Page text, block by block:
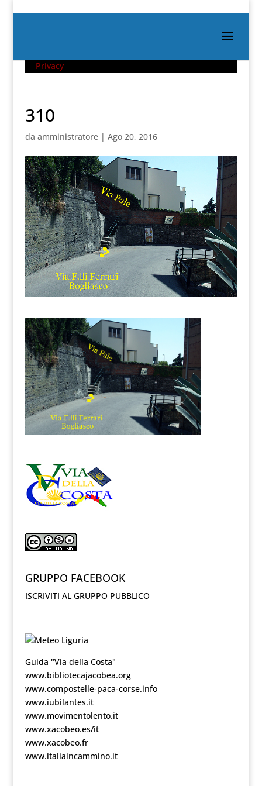
Privacy
310
da amministratore| Ago 20, 2016
GRUPPO FACEBOOK
ISCRIVITI AL GRUPPO PUBBLICO
Guida "Via della Costa"
www.bibliotecajacobea.org
www.compostelle-paca-corse.info
www.iubilantes.it
www.movimentolento.it
www.xacobeo.es/it
www.xacobeo.fr
www.italiaincammino.it